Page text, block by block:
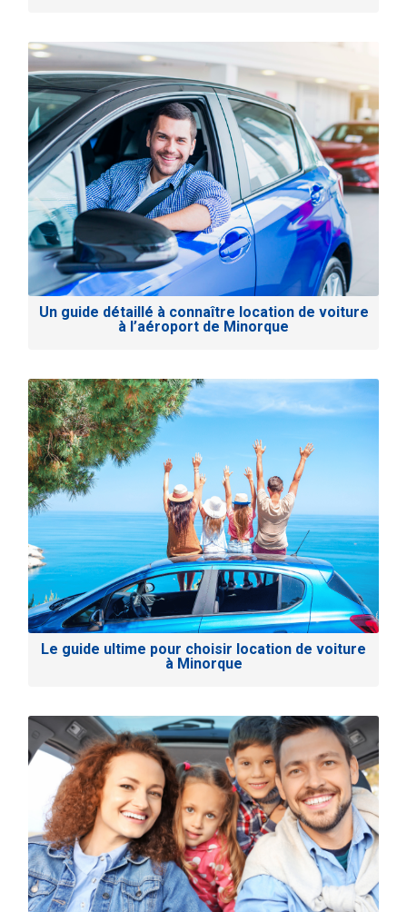
Un guide détaillé à connaître location de voiture
à l’aéroport de Minorque
Le guide ultime pour choisir location de voiture
à Minorque